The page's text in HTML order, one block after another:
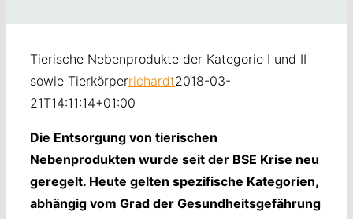
DOWNLOADS
KONTAKT
Tierische Nebenprodukte der Kategorie I und II
sowie Tierkörperrichardt2018-03-
21T14:11:14+01:00
Die Entsorgung von tierischen
Nebenprodukten wurde seit der BSE Krise neu
geregelt. Heute gelten spezifische Kategorien,
abhängig vom Grad der Gesundheitsgefährung